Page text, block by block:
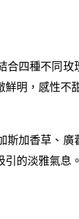
四種不同
明，感性不
斯加香草、
的淡雅氣息。